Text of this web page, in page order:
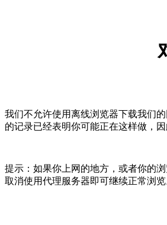
我们不允许使用离线浏览器下载我们
的记录已经表明你可能正在这样做，
提示：如果你上网的地方，或者你的
取消使用代理服务器即可继续正常浏览